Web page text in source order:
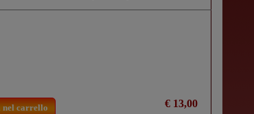
€ 13,00
nel carrello